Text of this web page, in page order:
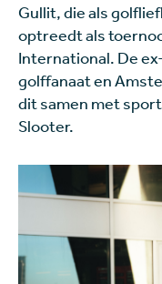
Gullit, die als
optreedt als
International. De
golffanaat en
dit samen met
Slooter.